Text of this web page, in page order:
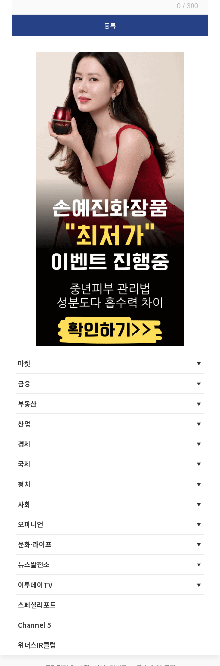
0 / 300
마켓
금융
부동산
산업
경제
국제
정치
사회
오피니언
문화·라이프
뉴스발전소
이투데이TV
스페셜리포트
Channel 5
위너스IR클럽